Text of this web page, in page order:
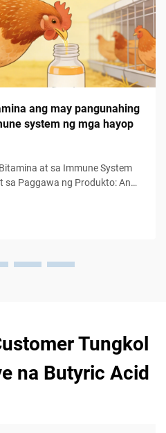
ang may pangunahing
system ng mga hayop
at sa Immune System
sa Paggawa ng Produkto: Ang
nakaaapekto sa
Tungkol
na Butyric Acid